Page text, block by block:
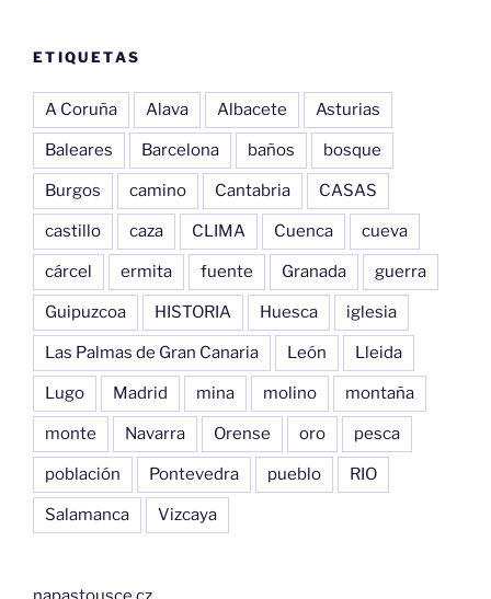
ETIQUETAS
A Coruña Alava Albacete Asturias
Baleares Barcelona baños bosque
Burgos camino Cantabria CASAS
castillo caza CLIMA Cuenca cueva
cárcel ermita fuente Granada guerra
Guipuzcoa HISTORIA Huesca iglesia
Las Palmas de Gran Canaria León Lleida
Lugo Madrid mina molino montaña
monte Navarra Orense oro pesca
población Pontevedra pueblo RIO
Salamanca Vizcaya